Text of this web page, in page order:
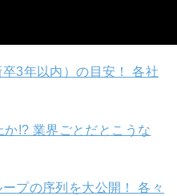
3年以内）の目安！ 各社
!? 業界ごとだとこうな
プの序列を大公開！ 各々